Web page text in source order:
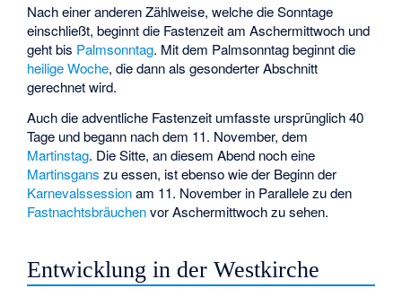
Nach einer anderen Zählweise, welche die Sonntage
einschließt, beginnt die Fastenzeit am Aschermittwoch und
geht bis Palmsonntag. Mit dem Palmsonntag beginnt die
heilige Woche, die dann als gesonderter Abschnitt
gerechnet wird.
Auch die adventliche Fastenzeit umfasste ursprünglich 40
Tage und begann nach dem 11. November, dem
Martinstag. Die Sitte, an diesem Abend noch eine
Martinsgans zu essen, ist ebenso wie der Beginn der
Karnevalssessionam 11. November in Parallele zu den
Fastnachtsbräuchenvor Aschermittwoch zu sehen.
Entwicklung in der Westkirche